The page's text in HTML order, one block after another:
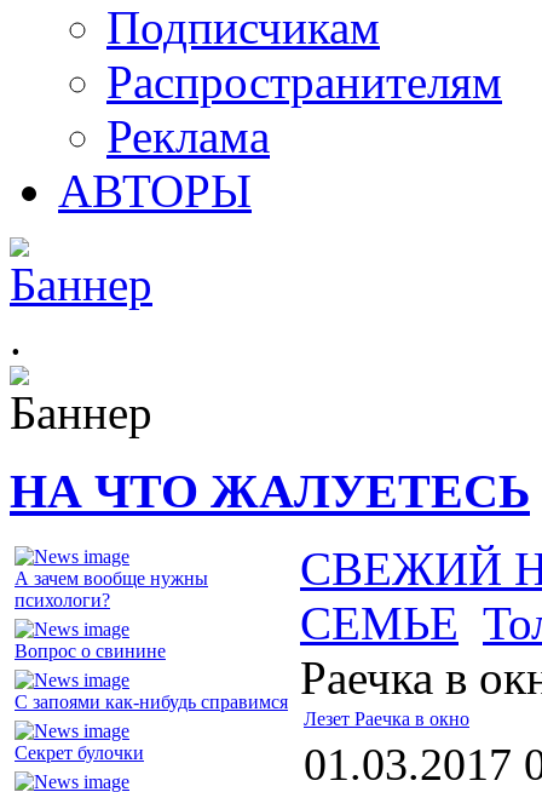
Подписчикам
Распространителям
Реклама
АВТОРЫ
.
НА ЧТО ЖАЛУЕТЕСЬ
А зачем вообще нужны
психологи?
Вопрос о свинине
С запоями как-нибудь справимся
Секрет булочки
СВЕЖИЙ
СЕМЬЕ
Раечка в
Лезет Раечка в окно
01.03.2017